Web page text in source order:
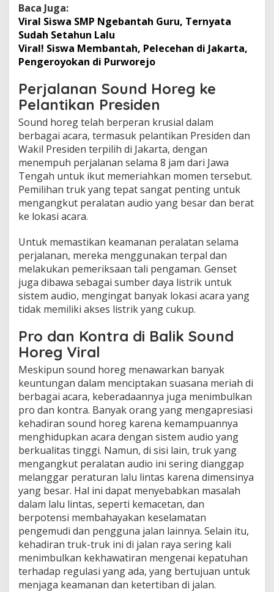
Baca Juga:
Viral Siswa SMP Ngebantah Guru, Ternyata
Sudah Setahun Lalu
Viral! Siswa Membantah, Pelecehan di Jakarta,
Pengeroyokan di Purworejo
Perjalanan Sound Horeg ke
Pelantikan Presiden
Sound horeg telah berperan krusial dalam
berbagai acara, termasuk pelantikan Presiden dan
Wakil Presiden terpilih di Jakarta, dengan
menempuh perjalanan selama 8 jam dari Jawa
Tengah untuk ikut memeriahkan momen tersebut.
Pemilihan truk yang tepat sangat penting untuk
mengangkut peralatan audio yang besar dan berat
ke lokasi acara.
Untuk memastikan keamanan peralatan selama
perjalanan, mereka menggunakan terpal dan
melakukan pemeriksaan tali pengaman. Genset
juga dibawa sebagai sumber daya listrik untuk
sistem audio, mengingat banyak lokasi acara yang
tidak memiliki akses listrik yang cukup.
Pro dan Kontra di Balik Sound
Horeg Viral
Meskipun sound horeg menawarkan banyak
keuntungan dalam menciptakan suasana meriah di
berbagai acara, keberadaannya juga menimbulkan
pro dan kontra. Banyak orang yang mengapresiasi
kehadiran sound horeg karena kemampuannya
menghidupkan acara dengan sistem audio yang
berkualitas tinggi. Namun, di sisi lain, truk yang
mengangkut peralatan audio ini sering dianggap
melanggar peraturan lalu lintas karena dimensinya
yang besar. Hal ini dapat menyebabkan masalah
dalam lalu lintas, seperti kemacetan, dan
berpotensi membahayakan keselamatan
pengemudi dan pengguna jalan lainnya. Selain itu,
kehadiran truk-truk ini di jalan raya sering kali
menimbulkan kekhawatiran mengenai kepatuhan
terhadap regulasi yang ada, yang bertujuan untuk
menjaga keamanan dan ketertiban di jalan.